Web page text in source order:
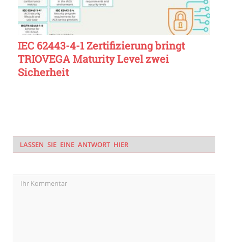
IEC 62443-4-1 Zertifizierung bringt
TRIOVEGA Maturity Level zwei
Sicherheit
LASSEN SIE EINE ANTWORT HIER